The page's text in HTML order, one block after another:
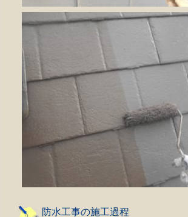
防水工事の施工過程